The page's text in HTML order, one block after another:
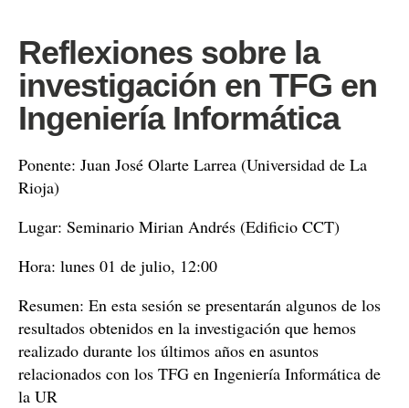
Reflexiones sobre la
investigación en TFG en
Ingeniería Informática
Ponente: Juan José Olarte Larrea (Universidad de La
Rioja)
Lugar: Seminario Mirian Andrés (Edificio CCT)
Hora: lunes 01 de julio, 12:00
Resumen: En esta sesión se presentarán algunos de los
resultados obtenidos en la investigación que hemos
realizado durante los últimos años en asuntos
relacionados con los TFG en Ingeniería Informática de
la UR